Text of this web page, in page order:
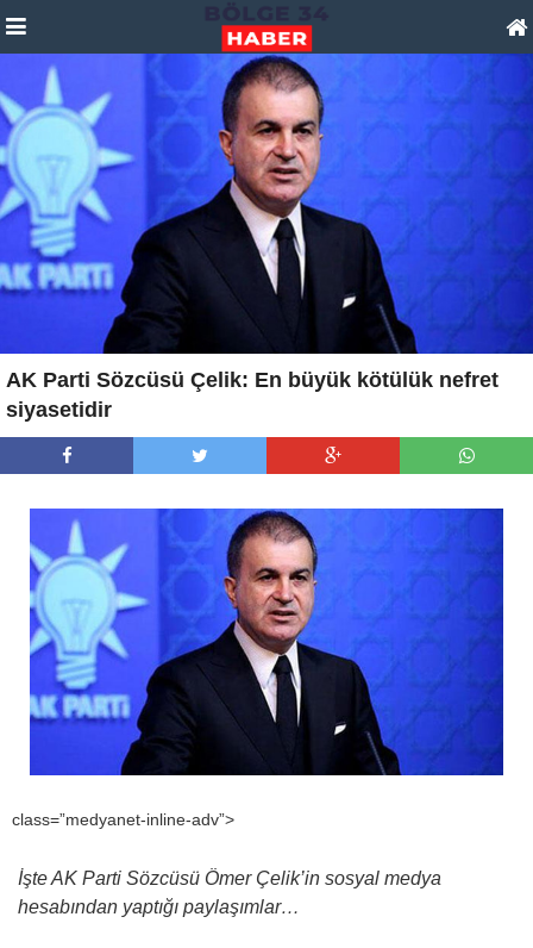
AK Parti Sözcüsü Çelik: En büyük kötülük nefret
siyasetidir
class=”medyanet-inline-adv”>
İşte AK Parti Sözcüsü Ömer Çelik’in sosyal medya
hesabından yaptığı paylaşımlar…